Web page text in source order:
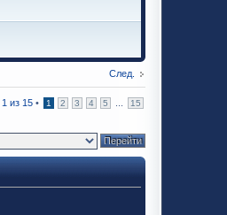
След.
1 из 15 • 1 2 3 4 5 15